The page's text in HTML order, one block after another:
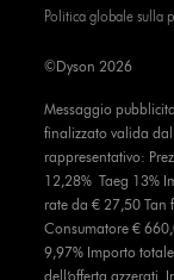
Politica globale sulla
Messaggio
finalizzato valida
rappresentativo:
12,28% Taeg 13%
rate da € 27,50 Tan
Consumatore €
9,97% Importo
dell’offerta azzerati.
©Dyson 2026